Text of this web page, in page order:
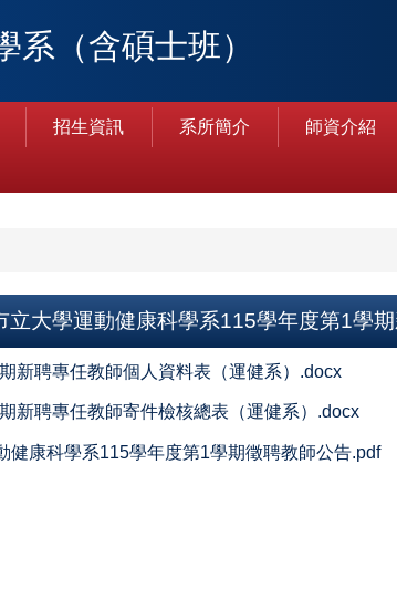
系（含碩士班）
招生資訊 系所簡介 師資介紹
立大學運動健康科學系115學年度第1學
新聘專任教師個人資料表（運健系）.docx
新聘專任教師寄件檢核總表（運健系）.docx
健康科學系115學年度第1學期徵聘教師公告.pdf